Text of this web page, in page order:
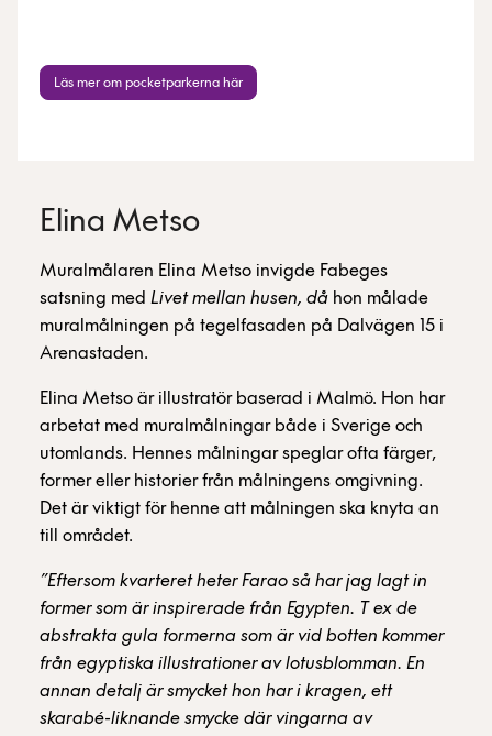
Läs mer om pocketparkerna här
Elina Metso
Muralmålaren Elina Metso invigde Fabeges
satsning med Livet mellan husen, då hon målade
muralmålningen på tegelfasaden på Dalvägen 15 i
Arenastaden.
Elina Metso är illustratör baserad i Malmö. Hon har
arbetat med muralmålningar både i Sverige och
utomlands. Hennes målningar speglar ofta färger,
former eller historier från målningens omgivning.
Det är viktigt för henne att målningen ska knyta an
till området.
”Eftersom kvarteret heter Farao så har jag lagt in
former som är inspirerade från Egypten. T ex de
abstrakta gula formerna som är vid botten kommer
från egyptiska illustrationer av lotusblomman. En
annan detalj är smycket hon har i kragen, ett
skarabé-liknande smycke där vingarna av